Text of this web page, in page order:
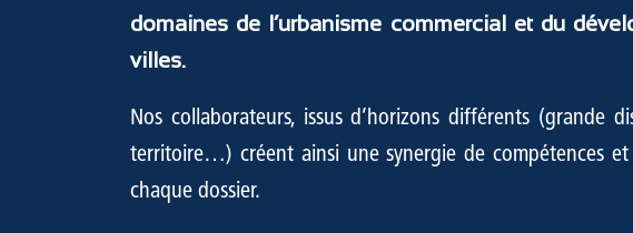
domaines de l’urbanisme commercial et du
villes.
Nos collaborateurs, issus d’horizons différents (grande
territoire…) créent ainsi une synergie de compétences
chaque dossier.